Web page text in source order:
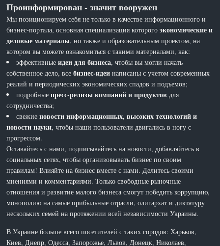
Проинформирован - значит вооружен
Мы позиционируем себя не только в качестве информационного и
бизнес-портала, основная специализация которогоэкономические и
деловые материалы, но также и образовательным проектом, на
котором вы можете ознакомиться с такими материалами, как:
эффективныеидеи для бизнеса, чтобы вы могли начать
собственное дело, всебизнес-идеи написаны с учетом современных
реалий и периодических экономических спадов и подъемов;
подробныепресс-релизы компаний и продуктов для
сотрудничества;
свежиеновости информационных, высоких технологий и
новости науки, чтобы наши пользователи двигались в ногу с
прогрессом.
Оставайтесь с нами, подписывайтесь на новости, добавляйтесь в
социальных сетях, чтобы организовывать бизнес по своим
правилам! Влияйте на бизнес вместе с нами. Делитесь своими
мнениями и комментариями. Только свободные рыночные
отношения и развитие малого бизнеса смогут победить коррупцию,
монополию на самые прибыльные отрасли, олигархат и диктатуру
нескольких семей на протяжении всей независимости Украины.
В Украине больше всего посетителей с таких городов: Харьков,
Киев, Днепр, Одесса, Запорожье, Львов, Донецк, Николаев,